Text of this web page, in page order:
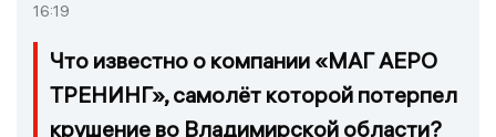
16:19
Что известно о компании «МАГ АЕРО
ТРЕНИНГ», самолёт которой потерпел
крушение во Владимирской области?